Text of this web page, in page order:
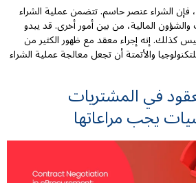
الشراء عنصر حاسم. تتضمن عملية الشراء
المالية، من بين أمور أخرى. قد يبدو
كذلك. إنه إجراء معقد مع ظهور الكثير من
والأتمتة أن تجعل معالجة عملية الشراء
في المشتريات
يجب مراعاتها